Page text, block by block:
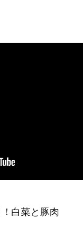
白菜と豚肉